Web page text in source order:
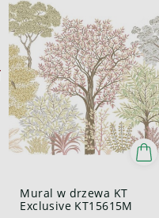
Mural w drzewa KT
Exclusive KT15615M